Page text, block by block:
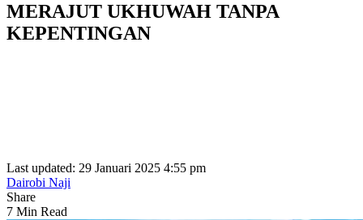
MERAJUT UKHUWAH TANPA
KEPENTINGAN
Last updated: 29 Januari 2025 4:55 pm
Dairobi Naji
Share
7 Min Read